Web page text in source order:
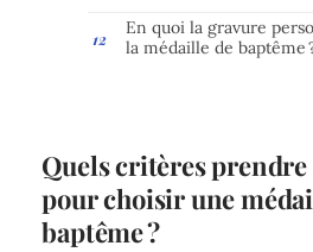
En quoi la gravure
la médaille de baptême
Quels critères
pour choisir une
baptême ?